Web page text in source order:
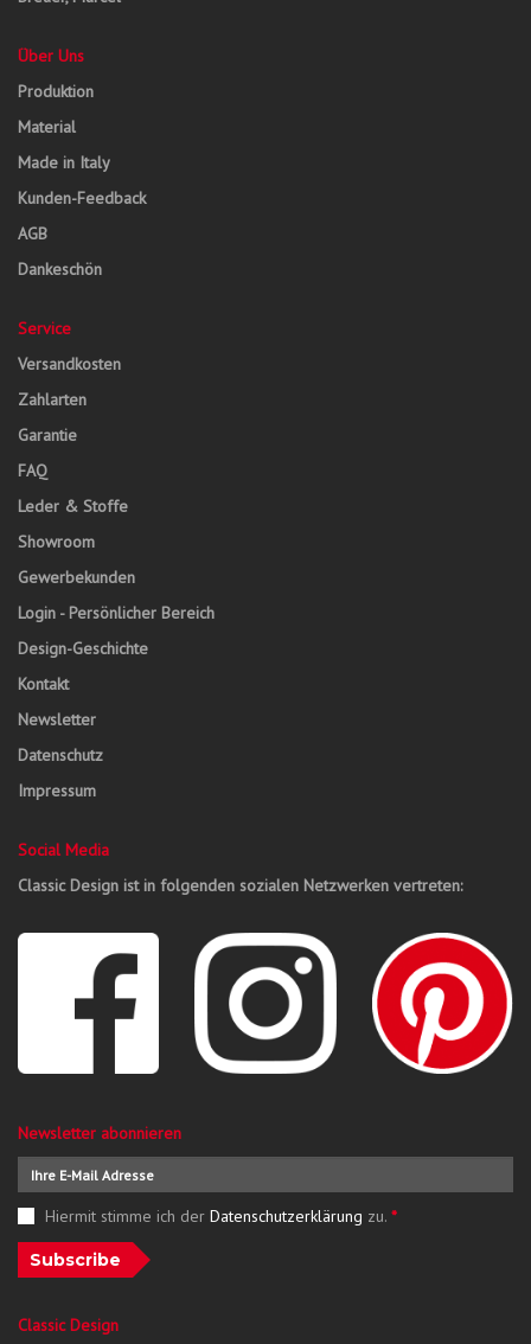
Über Uns
Produktion
Material
Made in Italy
Kunden-Feedback
AGB
Dankeschön
Service
Versandkosten
Zahlarten
Garantie
FAQ
Leder & Stoffe
Showroom
Gewerbekunden
Login - Persönlicher Bereich
Design-Geschichte
Kontakt
Newsletter
Datenschutz
Impressum
Social Media
Classic Design ist in folgenden sozialen Netzwerken vertreten:
Newsletter abonnieren
Hiermit stimme ich der Datenschutzerklärung zu. *
Subscribe
Classic Design